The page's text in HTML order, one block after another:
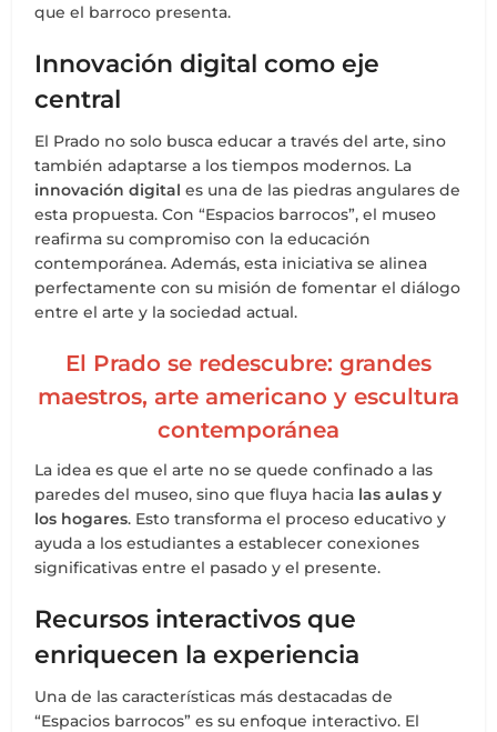
que el barroco presenta.
Innovación digital como eje
central
El Prado no solo busca educar a través del arte, sino
también adaptarse a los tiempos modernos. La
innovación digital es una de las piedras angulares de
esta propuesta. Con “Espacios barrocos”, el museo
reafirma su compromiso con la educación
contemporánea. Además, esta iniciativa se alinea
perfectamente con su misión de fomentar el diálogo
entre el arte y la sociedad actual.
El Prado se redescubre: grandes
maestros, arte americano y escultura
contemporánea
La idea es que el arte no se quede confinado a las
paredes del museo, sino que fluya hacia las aulas y
los hogares. Esto transforma el proceso educativo y
ayuda a los estudiantes a establecer conexiones
significativas entre el pasado y el presente.
Recursos interactivos que
enriquecen la experiencia
Una de las características más destacadas de
“Espacios barrocos” es su enfoque interactivo. El